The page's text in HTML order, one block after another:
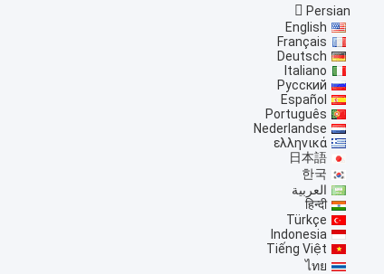
Persian
English
Français
Deutsch
Italiano
Русский
Español
Português
Nederlandse
ελληνικά
日本語
한국
العربية
हिन्दी
Türkçe
Indonesia
Tiếng Việt
ไทย